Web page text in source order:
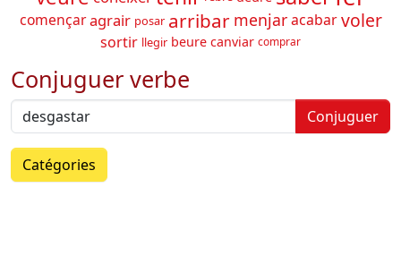
començar agrair posar arribar menjar acabar voler
sortir llegir beure canviar comprar
Conjuguer verbe
Conjuguer
Catégories